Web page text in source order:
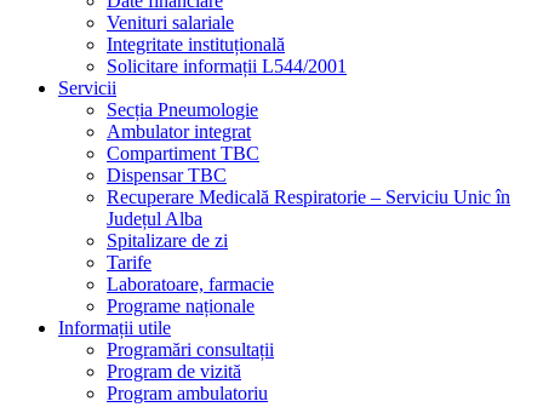
Venituri salariale
Integritate instituțională
Solicitare informații L544/2001
Servicii
Secția Pneumologie
Ambulator integrat
Compartiment TBC
Dispensar TBC
Recuperare Medicală Respiratorie – Serviciu Unic în
Județul Alba
Spitalizare de zi
Tarife
Laboratoare, farmacie
Programe naționale
Informații utile
Programări consultații
Program de vizită
Program ambulatoriu